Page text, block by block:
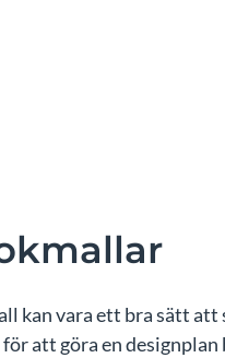
kan vara ett bra sätt att
att göra en